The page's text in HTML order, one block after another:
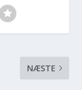
NÆSTE